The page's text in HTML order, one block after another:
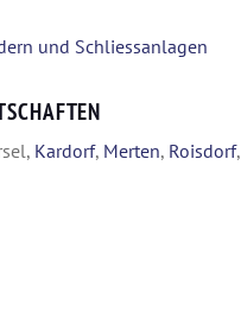
und Schliessanlagen
Kardorf, Merten, Roisdorf,